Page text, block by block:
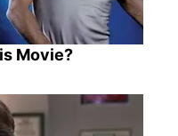
Movie?